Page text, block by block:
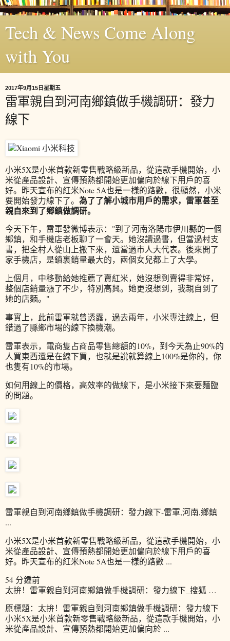
Tech & News Come Along
with You
2017年9月15日星期五
雷軍親自到河南鄉鎮做手機調研：發力
線下
小米5X是小米首款新零售戰略級新品，從這款手機開始，小
米從產品設計、宣傳預熱都開始更加偏向於線下用戶的喜
好。昨天宣布的紅米Note 5A也是一樣的路數，很顯然，小米
要開始發力線下了。 為了了解小城市用戶的需求，雷軍甚至
親自來到了鄉鎮做調研。
今天下午，雷軍發微博表示："到了河南洛陽市伊川縣的一個
鄉鎮，和手機店老板聊了一會天。她沒讀過書，但當過村支
書，把全村人從山上搬下來，還當過市人大代表。後來開了
家手機店，是鎮裏銷量最大的，兩個女兒都上了大學。
上個月，中移動給她推薦了賣紅米，她沒想到賣得非常好，
整個店銷量漲了不少，特別高興。她更沒想到，我親自到了
她的店麵。"
事實上，此前雷軍就曾透露，過去兩年，小米專注線上，但
錯過了縣鄉市場的線下換機潮。
雷軍表示，電商隻占商品零售總額的10%，到今天為止90%的
人買東西還是在線下買，也就是說就算線上100%是你的，你
也隻有10%的市場。
如何用線上的價格，高效率的做線下，是小米接下來要麵臨
的問題。
雷軍親自到河南鄉鎮做手機調研：發力線下-雷軍,河南,鄉鎮
...
小米5X是小米首款新零售戰略級新品，從這款手機開始，小
米從產品設計、宣傳預熱都開始更加偏向於線下用戶的喜
好。昨天宣布的紅米Note 5A也是一樣的路數 ...
54 分鍾前
太拚！雷軍親自到河南鄉鎮做手機調研：發力線下_搜狐 …
原標題：太拚！雷軍親自到河南鄉鎮做手機調研：發力線下
小米5X是小米首款新零售戰略級新品，從這款手機開始，小
米從產品設計、宣傳預熱都開始更加偏向於 ...